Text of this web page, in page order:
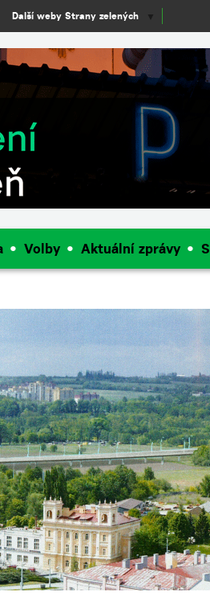
Volby Aktuální zprávy
Další weby Strany zelených ▼